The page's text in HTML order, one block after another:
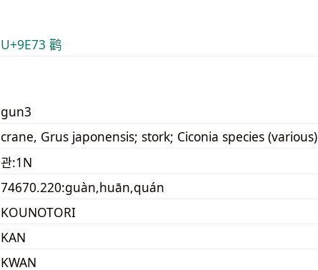
U+9E73 鹳
gun3
crane, Grus japonensis; stork; Ciconia species (various)
관:1N
74670.220:guàn,huān,quán
KOUNOTORI
KAN
KWAN